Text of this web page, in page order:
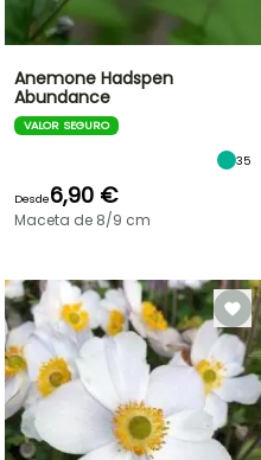
Anemone Hadspen
Abundance
VALOR SEGURO
35
Desde6,90 €
Maceta de 8/9 cm